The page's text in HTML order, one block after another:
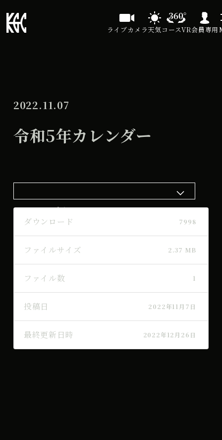
ライブカメラ天気コースVR会員専用
2022.11.07
令和5年カレンダー
ダウンロード
ダウンロード 7998
ファイルサイズ 2.37 MB
ファイル数 1
投稿日 2022年11月7日
最終更新日時 2022年12月26日